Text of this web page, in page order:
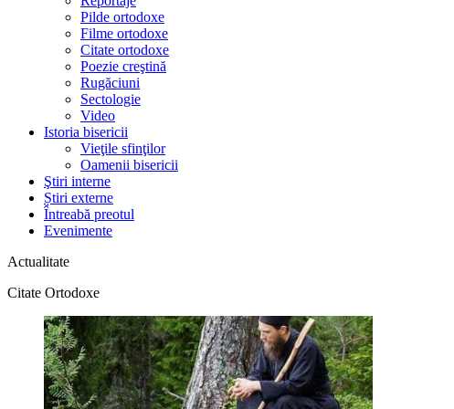
Pilde ortodoxe
Filme ortodoxe
Citate ortodoxe
Poezie creştină
Rugăciuni
Sectologie
Video
Istoria bisericii
Vieţile sfinţilor
Oamenii bisericii
Ştiri interne
Știri externe
Întreabă preotul
Evenimente
Actualitate
Citate Ortodoxe